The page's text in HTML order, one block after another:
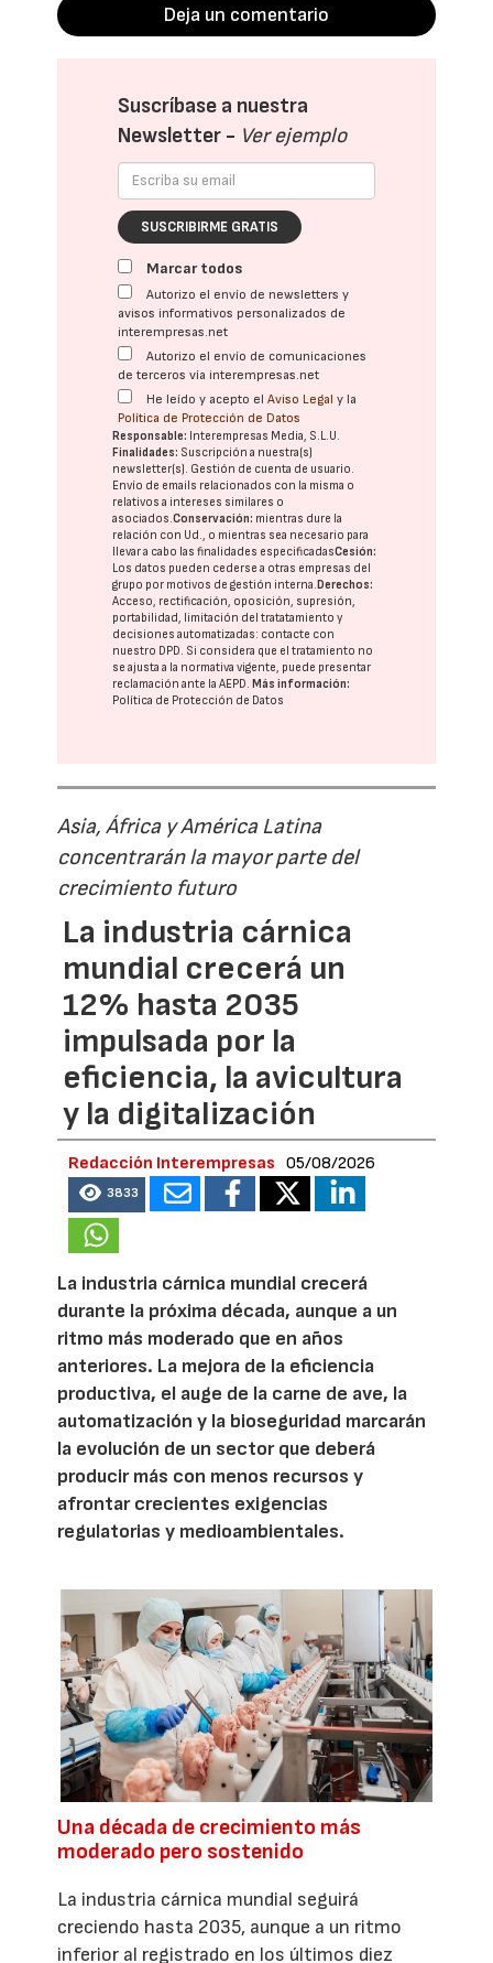
Deja un comentario
Suscríbase a nuestra
Newsletter - Ver ejemplo
SUSCRIBIRME GRATIS
Marcar todos
Autorizo el envío de newsletters y
avisos informativos personalizados de
interempresas.net
Autorizo el envío de comunicaciones
de terceros vía interempresas.net
He leído y acepto elAviso Legal y la
Política de Protección de Datos
Responsable: Interempresas Media, S.L.U.
Finalidades: Suscripción a nuestra(s)
newsletter(s). Gestión de cuenta de usuario.
Envío de emails relacionados con la misma o
relativos a intereses similares o
asociados.Conservación: mientras dure la
relación con Ud., o mientras sea necesario para
llevar a cabo las finalidades especificadasCesión:
Los datos pueden cederse a otras empresas del
grupo por motivos de gestión interna.Derechos:
Acceso, rectificación, oposición, supresión,
portabilidad, limitación del tratatamiento y
decisiones automatizadas: contacte con
nuestro DPD. Si considera que el tratamiento no
se ajusta a la normativa vigente, puede presentar
reclamación ante laAEPD.Más información:
Política de Protección de Datos
Asia, África y América Latina
concentrarán la mayor parte del
crecimiento futuro
La industria cárnica
mundial crecerá un
12% hasta 2035
impulsada por la
eficiencia, la avicultura
y la digitalización
Redacción Interempresas 05/08/2026
3833
La industria cárnica mundial crecerá
durante la próxima década, aunque a un
ritmo más moderado que en años
anteriores. La mejora de la eficiencia
productiva, el auge de la carne de ave, la
automatización y la bioseguridad marcarán
la evolución de un sector que deberá
producir más con menos recursos y
afrontar crecientes exigencias
regulatorias y medioambientales.
Una década de crecimiento más
moderado pero sostenido
La industria cárnica mundial seguirá
creciendo hasta 2035, aunque a un ritmo
inferior al registrado en los últimos diez